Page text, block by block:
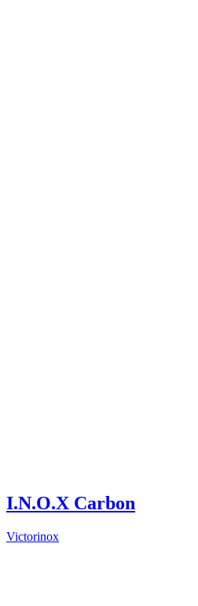
I.N.O.X Carbon
Victorinox